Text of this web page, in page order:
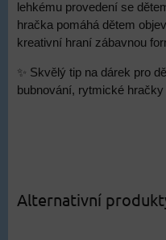
lehkému provedení se
hračka pomáhá dětem
kreativní hraní zábavnou
✨ Skvělý tip na dárek pro
bubnování, rytmické
Alternativní